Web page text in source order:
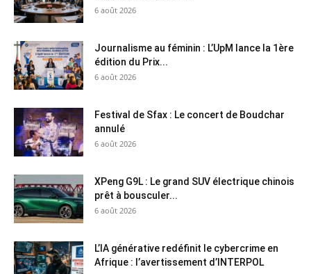
6 août 2026
Journalisme au féminin : L’UpM lance la 1ère
édition du Prix...
6 août 2026
Festival de Sfax : Le concert de Boudchar
annulé
6 août 2026
XPeng G9L : Le grand SUV électrique chinois
prêt à bousculer...
6 août 2026
L’IA générative redéfinit le cybercrime en
Afrique : l’avertissement d’INTERPOL